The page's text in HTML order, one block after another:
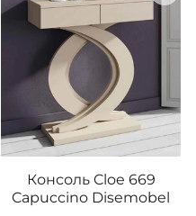
Консоль Cloe 669
Capuccino Disemobel